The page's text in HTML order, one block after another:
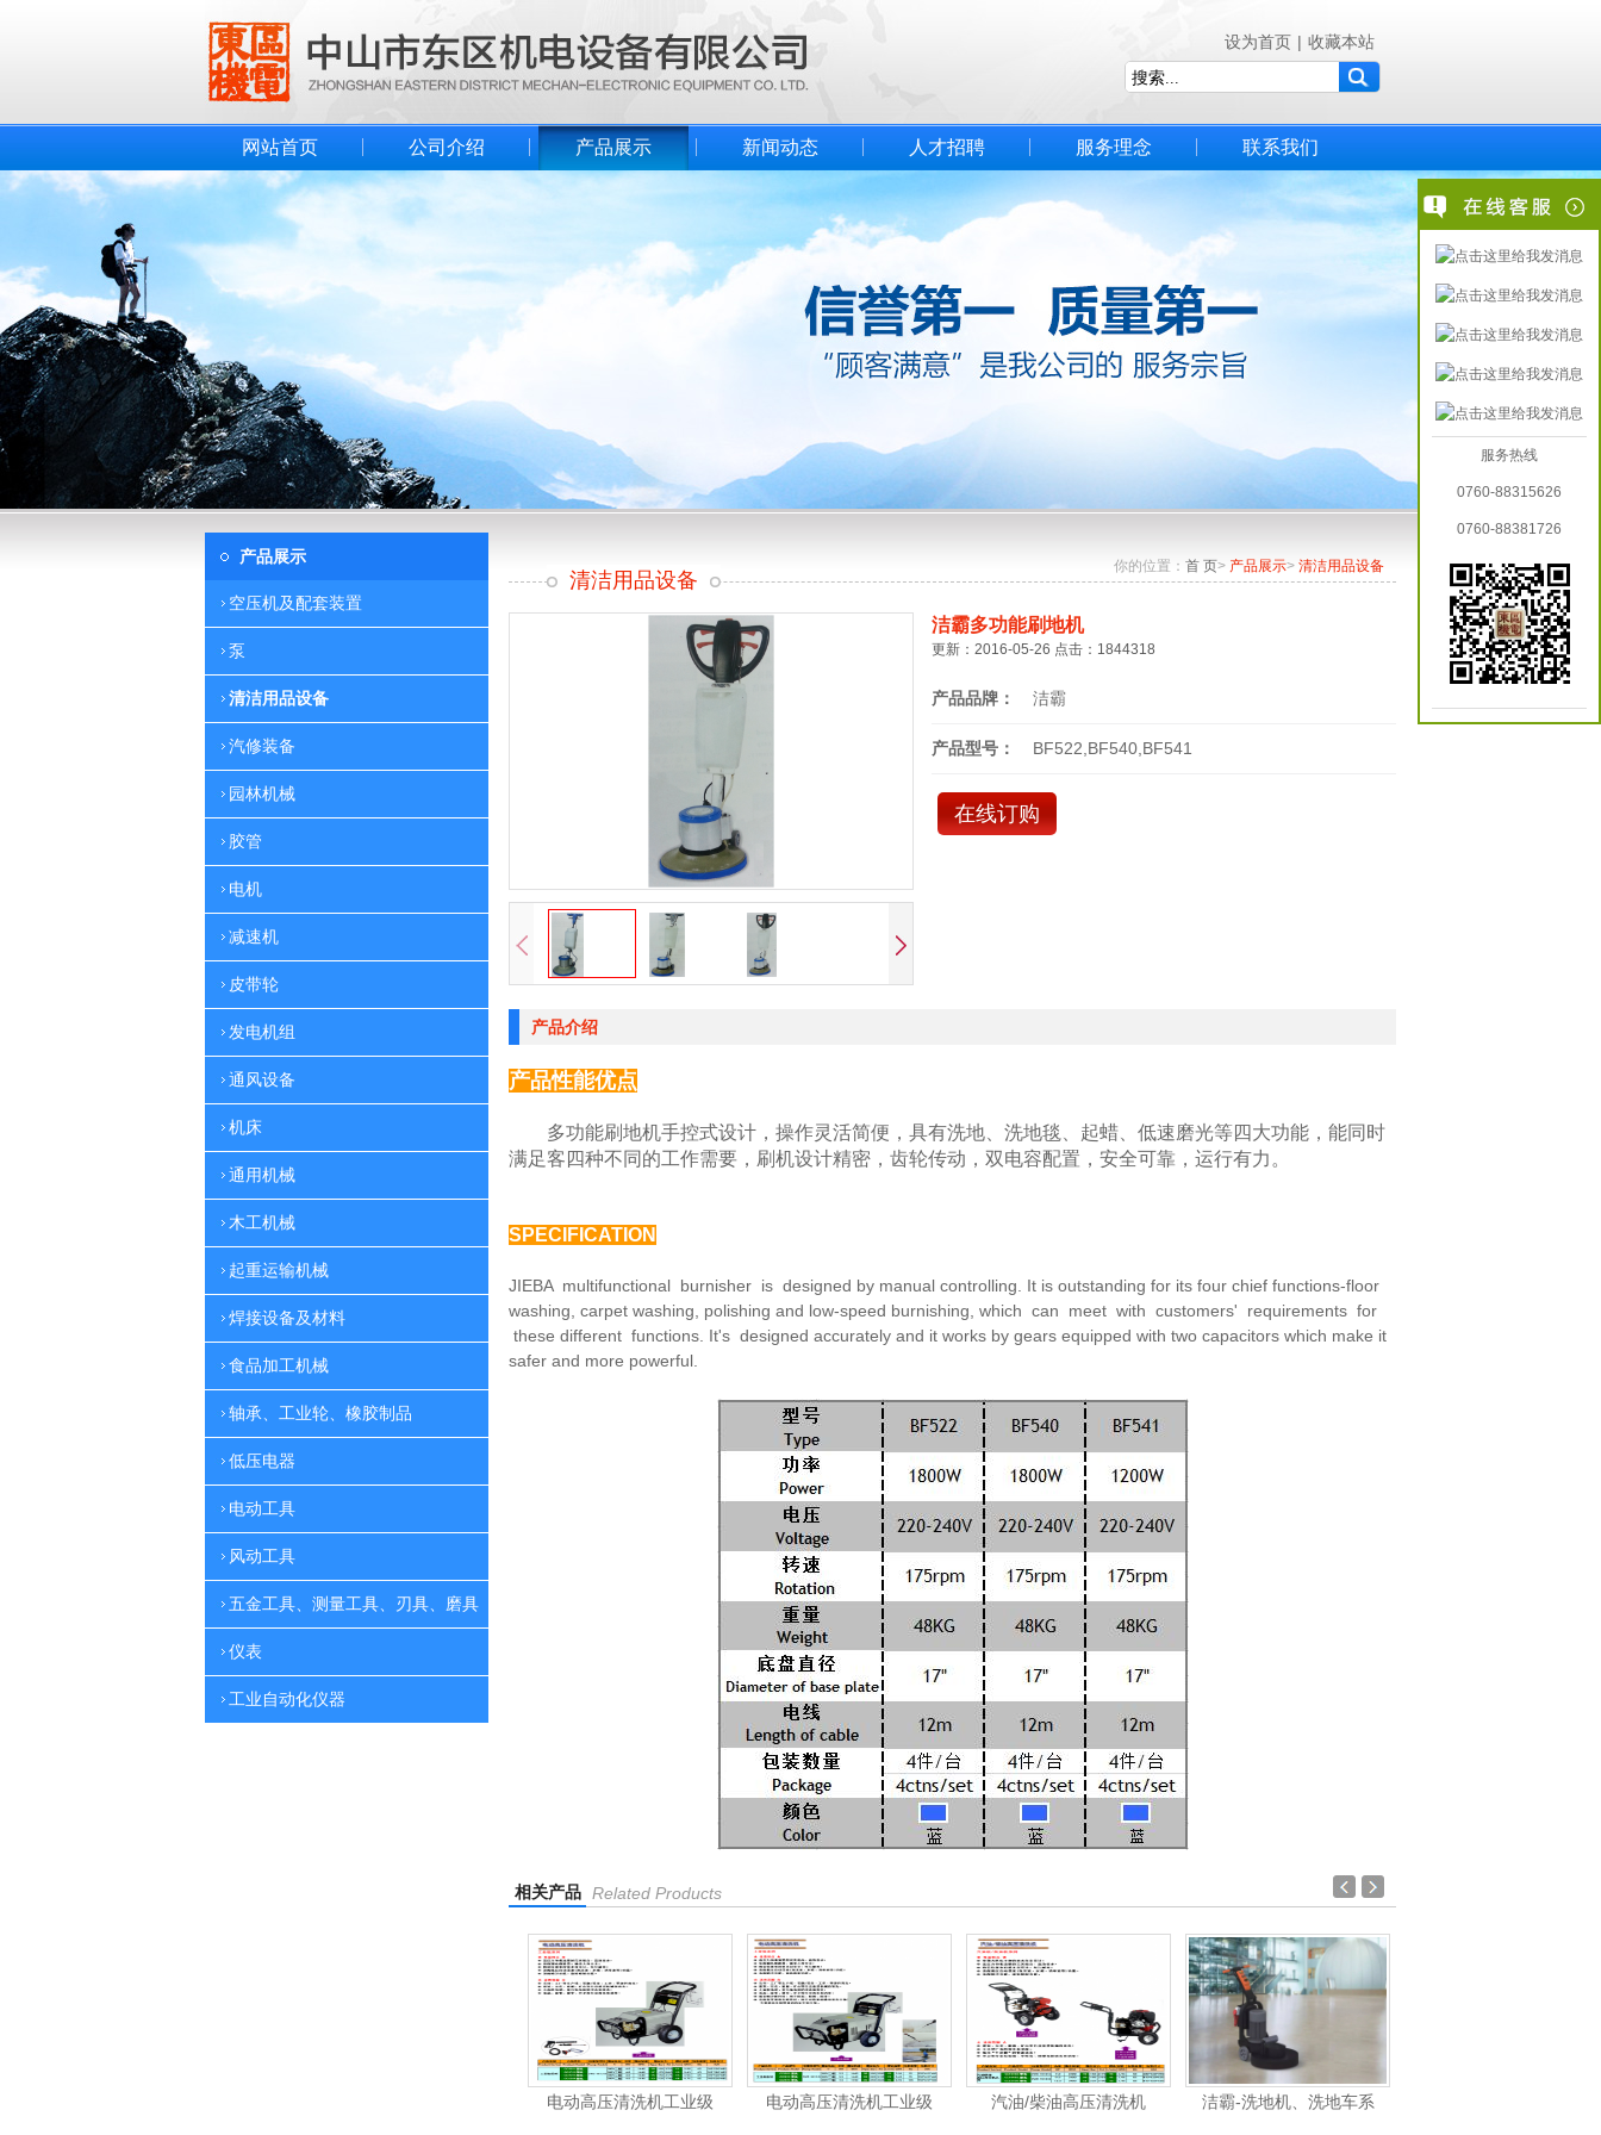
设为首页 | 收藏本站
网站首页 公司介绍 产品展示 新闻动态 人才招聘 服务理念 联系我们
产品展示
空压机及配套装置
泵
清洁用品设备
汽修装备
园林机械
胶管
电机
减速机
皮带轮
发电机组
通风设备
机床
通用机械
木工机械
起重运输机械
焊接设备及材料
食品加工机械
轴承、工业轮、橡胶制品
低压电器
电动工具
风动工具
五金工具、测量工具、刃具、磨具
仪表
工业自动化仪器
你的位置： 首 页> 产品展示> 清洁用品设备
清洁用品设备
洁霸多功能刷地机
更新：2016-05-26 点击：1844318
产品品牌： 洁霸
产品型号： BF522,BF540,BF541
在线订购
产品介绍
产品性能优点
多功能刷地机手控式设计，操作灵活简便，具有洗地、 洗地毯、起蜡、低速磨光等四大功能，能同时
满足客四种不同的工作需要，刷机设计精密，齿轮传动，双电容配置， 安全可靠，运行有力。
SPECIFICATION
JIEBA multifunctional burnisher is designed by manual controlling. It is outstanding for its four chief functions-floor
washing, carpet washing, polishing and low-speed burnishing, which can meet with customers' requirements for
these different functions. It's designed accurately and it works by gears equipped with two capacitors which make it
safer and more powerful.
相关产品 Related Products
电动高压清洗机工业级 汽油/柴油高压清洗机 洁霸-洗地机、洗地车系 洁霸-吸尘吸水机系列产
服务热线
0760-88315626
0760-88381726